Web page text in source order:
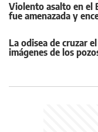
Violento asalto en el
fue amenazada y
La odisea de cruzar
imágenes de los